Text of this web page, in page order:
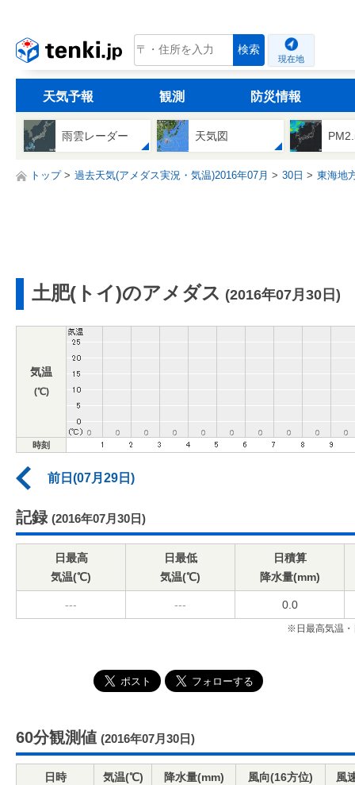
tenki.jp 検索
現在地
天気予報 観測 防災情報
雨雲レーダー 天気図
トップ 過去天気(アメダス実況・気温)2016年07月 30日 東海地
土肥(トイ)のアメダス (2016年07月30日)
気温
(℃)
時刻
前日(07月29日)
記録 (2016年07月30日)
日最高
気温(℃)
日最低
気温(℃)
日積算
降水量(mm)
--- --- 0.0
※日最高気温・
60分観測値 (2016年07月30日)
日時 気温(℃) 降水量(mm) 風向(16方位) 風